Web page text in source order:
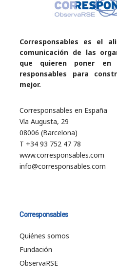
Corresponsables es el
comunicación de las
que quieren poner en
responsables para
mejor.
Corresponsables en España
Vía Augusta, 29
08006 (Barcelona)
T +34 93 752 47 78
www.corresponsables.com
info@corresponsables.com
Corresponsables
Quiénes somos
Fundación
ObservaRSE